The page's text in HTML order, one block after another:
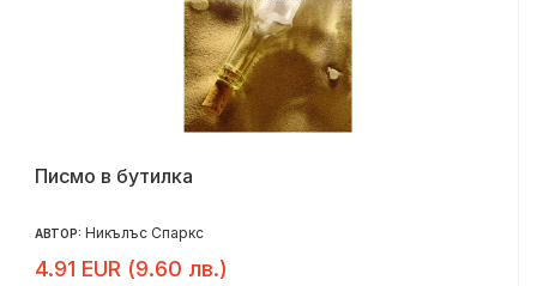
Писмо в бутилка
АВТОР: Никълъс Спаркс
4.91 EUR (9.60 лв.)